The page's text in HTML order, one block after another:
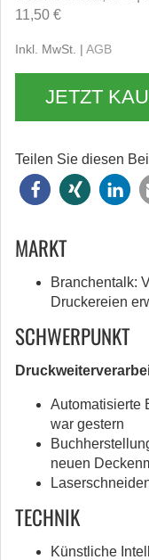
11,50 €
Inkl. MwSt. | AGB
JETZT
Teilen Sie diesen
MARKT
Branchentalk:
Druckereien
SCHWERPUNKT
Automatisierte
war gestern
neuen
TECHNIK
Künstliche